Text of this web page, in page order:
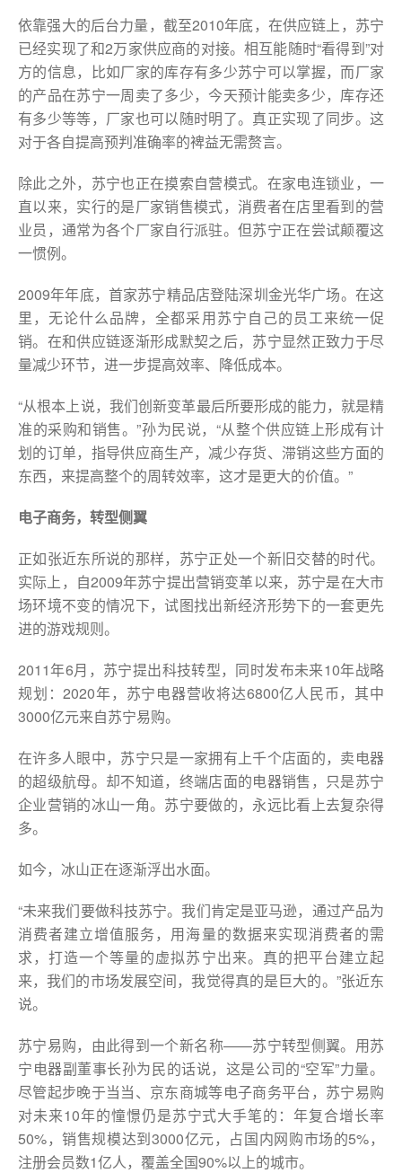
依靠强大的后台力量，截至2010年底，在供应链上，苏宁
已经实现了和2万家供应商的对接。相互能随时“看得到”对
方的信息，比如厂家的库存有多少苏宁可以掌握，而厂家
的产品在苏宁一周卖了多少，今天预计能卖多少，库存还
有多少等等，厂家也可以随时明了。真正实现了同步。这
对于各自提高预判准确率的裨益无需赘言。
除此之外，苏宁也正在摸索自营模式。在家电连锁业，一
直以来，实行的是厂家销售模式，消费者在店里看到的营
业员，通常为各个厂家自行派驻。但苏宁正在尝试颠覆这
一惯例。
2009年年底，首家苏宁精品店登陆深圳金光华广场。在这
里，无论什么品牌，全都采用苏宁自己的员工来统一促
销。在和供应链逐渐形成默契之后，苏宁显然正致力于尽
量减少环节，进一步提高效率、降低成本。
“从根本上说，我们创新变革最后所要形成的能力，就是精
准的采购和销售。”孙为民说，“从整个供应链上形成有计
划的订单，指导供应商生产，减少存货、滞销这些方面的
东西，来提高整个的周转效率，这才是更大的价值。”
电子商务，转型侧翼
正如张近东所说的那样，苏宁正处一个新旧交替的时代。
实际上，自2009年苏宁提出营销变革以来，苏宁是在大市
场环境不变的情况下，试图找出新经济形势下的一套更先
进的游戏规则。
2011年6月，苏宁提出科技转型，同时发布未来10年战略
规划：2020年，苏宁电器营收将达6800亿人民币，其中
3000亿元来自苏宁易购。
在许多人眼中，苏宁只是一家拥有上千个店面的，卖电器
的超级航母。却不知道，终端店面的电器销售，只是苏宁
企业营销的冰山一角。苏宁要做的，永远比看上去复杂得
多。
如今，冰山正在逐渐浮出水面。
“未来我们要做科技苏宁。我们肯定是亚马逊，通过产品为
消费者建立增值服务，用海量的数据来实现消费者的需
求，打造一个等量的虚拟苏宁出来。真的把平台建立起
来，我们的市场发展空间，我觉得真的是巨大的。”张近东
说。
苏宁易购，由此得到一个新名称——苏宁转型侧翼。用苏
宁电器副董事长孙为民的话说，这是公司的“空军”力量。
尽管起步晚于当当、京东商城等电子商务平台，苏宁易购
对未来10年的憧憬仍是苏宁式大手笔的：年复合增长率
50%，销售规模达到3000亿元，占国内网购市场的5%，
注册会员数1亿人，覆盖全国90%以上的城市。